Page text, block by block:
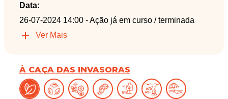
Data:
26-07-2024 14:00 - Ação já em curso / terminada
Ver Mais
À CAÇA DAS INVASORAS